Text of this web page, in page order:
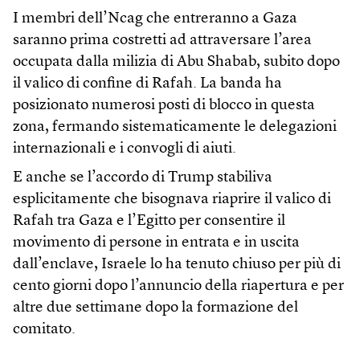
I membri dell’Ncag che entreranno a Gaza
saranno prima costretti ad attraversare l’area
occupata dalla milizia di Abu Shabab, subito dopo
il valico di confine di Rafah. La banda ha
posizionato numerosi posti di blocco in questa
zona, fermando sistematicamente le delegazioni
internazionali e i convogli di aiuti.
E anche se l’accordo di Trump stabiliva
esplicitamente che bisognava riaprire il valico di
Rafah tra Gaza e l’Egitto per consentire il
movimento di persone in entrata e in uscita
dall’enclave, Israele lo ha tenuto chiuso per più di
cento giorni dopo l’annuncio della riapertura e per
altre due settimane dopo la formazione del
comitato.